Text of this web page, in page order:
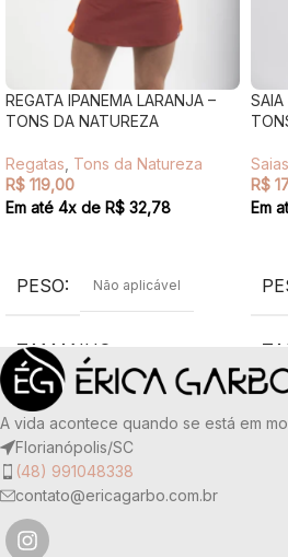
REGATA IPANEMA LARANJA –
TONS DA NATUREZA
Regatas Tons da Natureza
R$ 119,00
Em até 4x de R$ 32,78
PESO Não aplicável
TAMANHO
COR Laranja
TECIDO
90% poliamida e 10% elastano
Saias
R$
Em
A vida acontece quando se está em
Florianópolis/SC
(48) 991048338
contato@ericagarbo.com.br